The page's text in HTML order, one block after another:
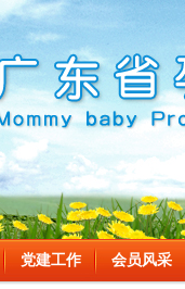
党建工作 会员风采